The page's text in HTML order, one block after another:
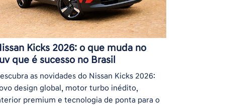
Kicks 2026: o que muda no
que é sucesso no Brasil
as novidades do Nissan Kicks 2026:
design global, motor turbo inédito,
premium e tecnologia de ponta para o